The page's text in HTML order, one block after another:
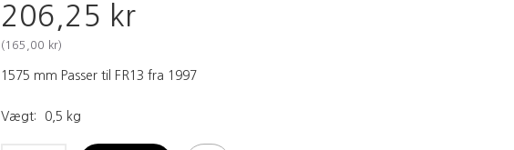
206,25 kr
(165,00 kr)
1575 mm Passer til FR13 fra 1997
Vægt: 0,5 kg